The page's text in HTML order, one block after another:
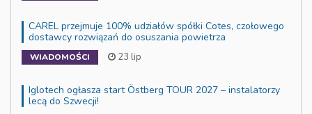
CAREL przejmuje 100% udziałów spółki Cotes, czołowego
dostawcy rozwiązań do osuszania powietrza
WIADOMOŚCI 23 lip
Iglotech ogłasza start Östberg TOUR 2027 – instalatorzy
lecą do Szwecji!